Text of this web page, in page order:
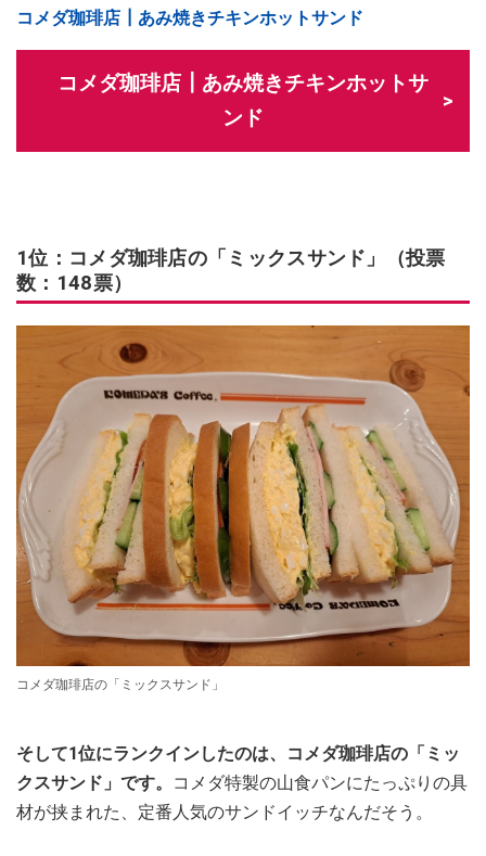
コメダ珈琲店┃あみ焼きチキンホットサンド
コメダ珈琲店┃あみ焼きチキンホットサ
ンド
1位：コメダ珈琲店の「ミックスサンド」（投票
数：148票）
コメダ珈琲店の「ミックスサンド」
そして1位にランクインしたのは、コメダ珈琲店の「ミッ
クスサンド」です。
コメダ特製の山食パンにたっぷりの具
材が挟まれた、定番人気のサンドイッチなんだそう。